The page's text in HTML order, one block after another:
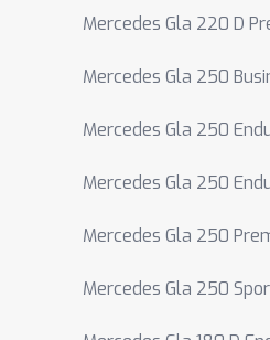
Mercedes Gla 220 D
Mercedes Gla 250
Mercedes Gla 250
Mercedes Gla 250
Mercedes Gla 250
Mercedes Gla 250